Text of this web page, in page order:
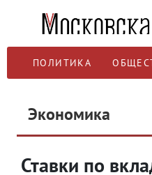
ПОЛИТИКА
Экономика
Ставки по